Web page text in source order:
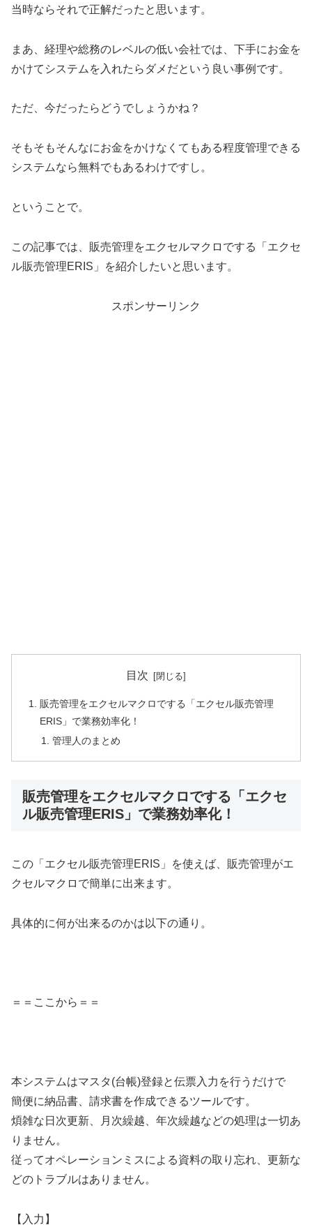
当時ならそれで正解だったと思います。
まあ、経理や総務のレベルの低い会社では、下手にお金を
かけてシステムを入れたらダメだという良い事例です。
ただ、今だったらどうでしょうかね？
そもそもそんなにお金をかけなくてもある程度管理できる
システムなら無料でもあるわけですし。
ということで。
この記事では、販売管理をエクセルマクロでする「エクセ
ル販売管理ERIS」を紹介したいと思います。
スポンサーリンク
目次
販売管理をエクセルマクロでする「エクセル販売管理
ERIS」で業務効率化！
管理人のまとめ
販売管理をエクセルマクロでする「エクセ
ル販売管理ERIS」で業務効率化！
この「エクセル販売管理ERIS」を使えば、販売管理がエ
クセルマクロで簡単に出来ます。
具体的に何が出来るのかは以下の通り。
＝＝ここから＝＝
本システムはマスタ(台帳)登録と伝票入力を行うだけで
簡便に納品書、請求書を作成できるツールです。
煩雑な日次更新、月次繰越、年次繰越などの処理は一切あ
りません。
従ってオペレーションミスによる資料の取り忘れ、更新な
どのトラブルはありません。
【入力】